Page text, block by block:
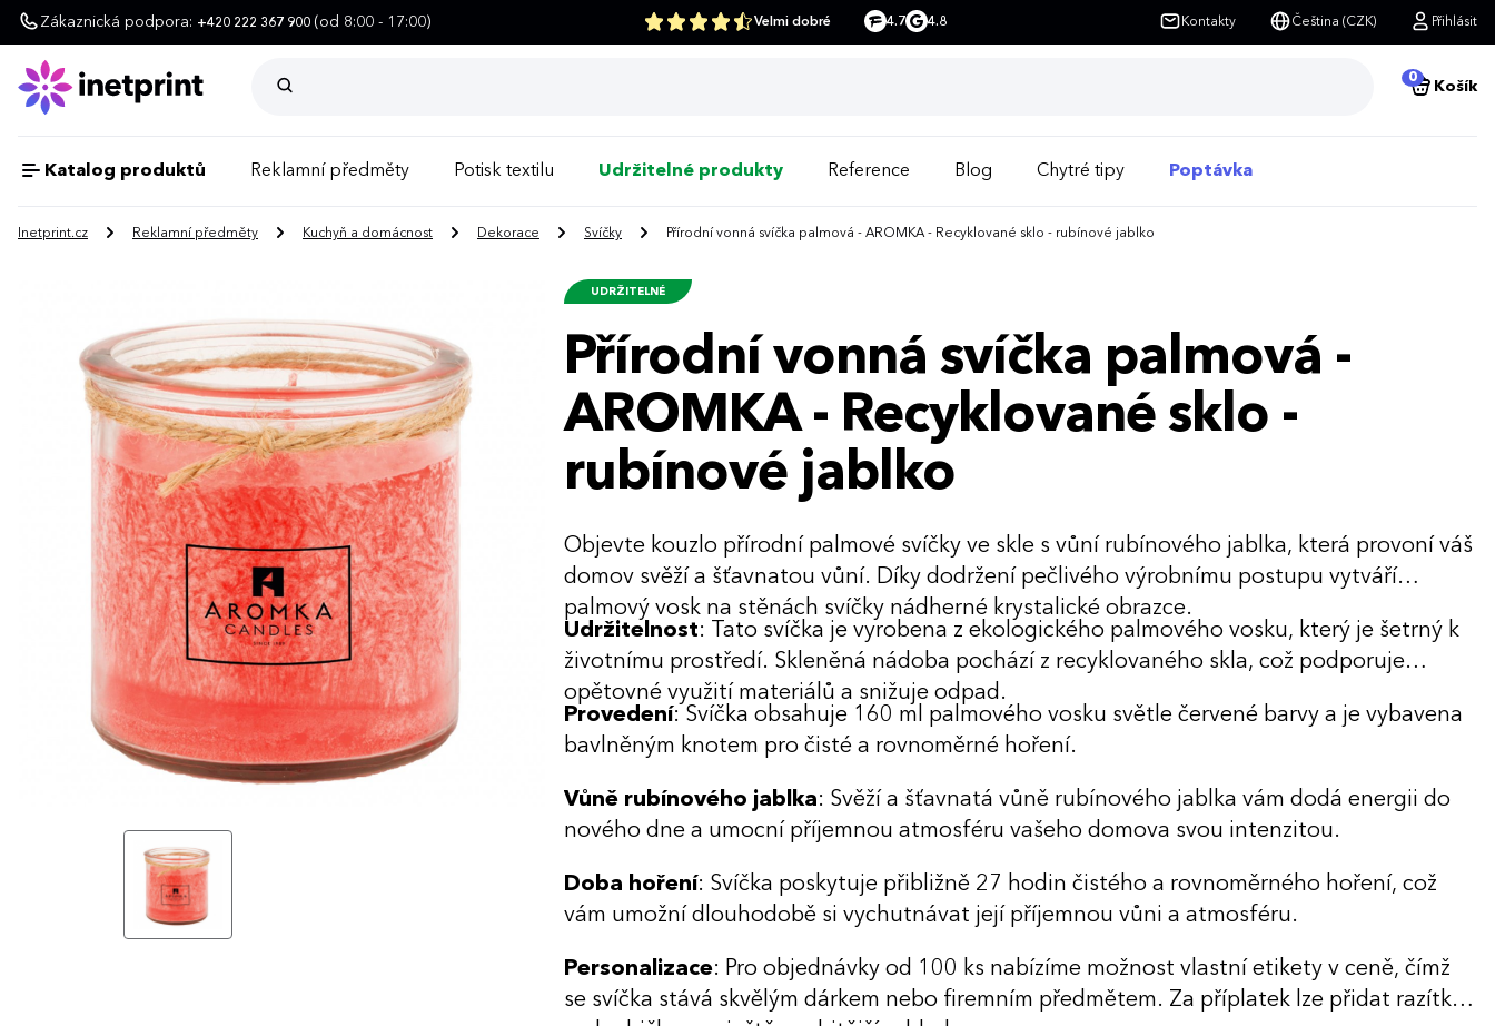
Zákaznická podpora: +420 222 367 900 (od 8:00 - 17:00) Velmi dobré 4.7 4.8 Kontakty Čeština (CZK) Přihlásit
0
Košík
Katalog produktů Reklamní předměty Potisk textilu Udržitelné produkty Reference Blog Chytré tipy Poptávka
Inetprint.cz Reklamní předměty Kuchyň a domácnost Dekorace Svíčky Přírodní vonná svíčka palmová - AROMKA - Recyklované sklo - rubínové jablko
UDRŽITELNÉ
Přírodní vonná svíčka palmová -
AROMKA - Recyklované sklo -
rubínové jablko
Objevte kouzlo přírodní palmové svíčky ve skle s vůní rubínového jablka, která provoní váš
domov svěží a šťavnatou vůní. Díky dodržení pečlivého výrobnímu postupu vytváří
palmový vosk na stěnách svíčky nádherné krystalické obrazce.
Udržitelnost: Tato svíčka je vyrobena z ekologického palmového vosku, který je šetrný k
životnímu prostředí. Skleněná nádoba pochází z recyklovaného skla, což podporuje
opětovné využití materiálů a snižuje odpad.
Provedení: Svíčka obsahuje 160 ml palmového vosku světle červené barvy a je vybavena
bavlněným knotem pro čisté a rovnoměrné hoření.
Vůně rubínového jablka: Svěží a šťavnatá vůně rubínového jablka vám dodá energii do
nového dne a umocní příjemnou atmosféru vašeho domova svou intenzitou.
Doba hoření: Svíčka poskytuje přibližně 27 hodin čistého a rovnoměrného hoření, což
vám umožní dlouhodobě si vychutnávat její příjemnou vůni a atmosféru.
Personalizace: Pro objednávky od 100 ks nabízíme možnost vlastní etikety v ceně, čímž
se svíčka stává skvělým dárkem nebo firemním předmětem. Za příplatek lze přidat razítko